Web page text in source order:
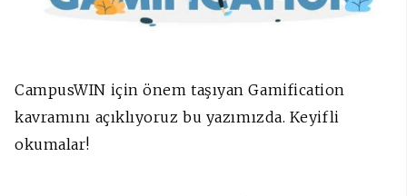
CampusWIN için önem taşıyan Gamification
kavramını açıklıyoruz bu yazımızda. Keyifli
okumalar!